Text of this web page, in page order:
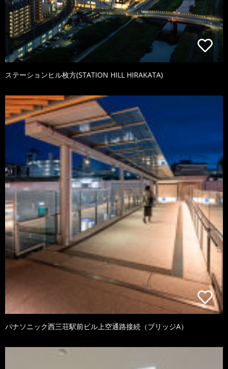
ステーションヒル枚方(STATION HILL HIRAKATA)
パナソニック西三荘駅前ビル上空通路接続（ブリッジA）